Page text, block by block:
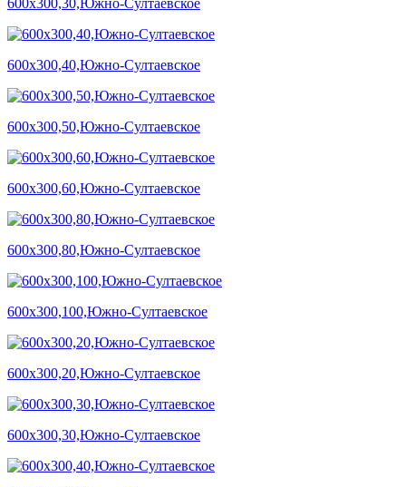
600х300,40,Южно-Султаевское
600х300,50,Южно-Султаевское
600х300,60,Южно-Султаевское
600х300,80,Южно-Султаевское
600х300,100,Южно-Султаевское
600х300,20,Южно-Султаевское
600х300,30,Южно-Султаевское